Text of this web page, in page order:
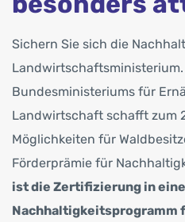
Sichern Sie sich die
Landwirtschaftsministerium.
Bundesministeriums für
Landwirtschaft schafft zum
Möglichkeiten für
Förderprämie für
ist die Zertifizierung in
Nachhaltigkeitsprogramm